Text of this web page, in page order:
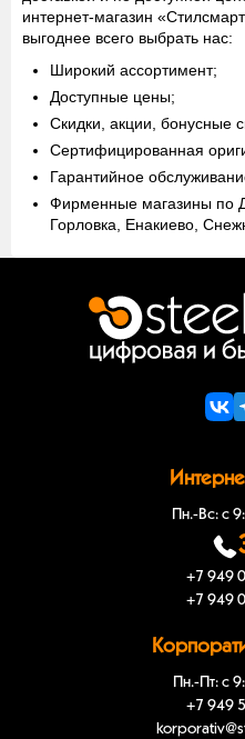
интернет-магазин
выгоднее всего выбрать нас:
Широкий ассортимент;
Доступные цены;
Скидки, акции, бонусные
Сертифицированная
Гарантийное
Фирменные магазины по
Горловка, Енакиево,
Пн.-Вс: с
+7 949
+7 949
Пн.-Пт: с
+7 949